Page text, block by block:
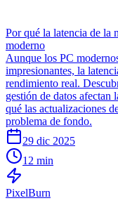
Por qué la latencia de la
moderno
Aunque los PC
impresionantes, la
rendimiento real.
gestión de datos
qué las actualizaciones
problema de fondo.
29 dic 2025
12 min
PixelBurn